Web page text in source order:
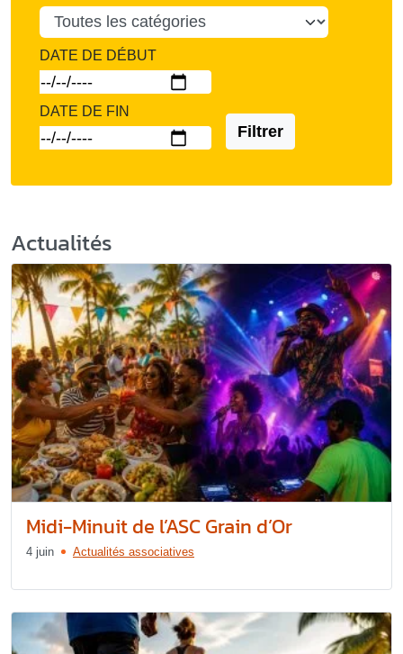
DATE DE DÉBUT
DATE DE FIN
Filtrer
Actualités
Midi-Minuit de l’ASC Grain d’Or
4 juin Actualités associatives